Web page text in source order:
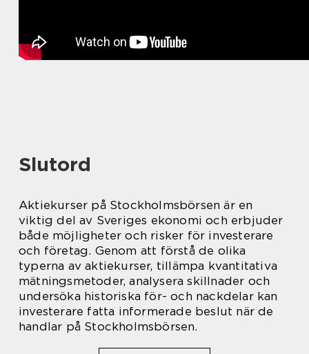
Slutord
Aktiekurser på Stockholmsbörsen är en
viktig del av Sveriges ekonomi och erbjuder
både möjligheter och risker för investerare
och företag. Genom att förstå de olika
typerna av aktiekurser, tillämpa kvantitativa
mätningsmetoder, analysera skillnader och
undersöka historiska för- och nackdelar kan
investerare fatta informerade beslut när de
handlar på Stockholmsbörsen.